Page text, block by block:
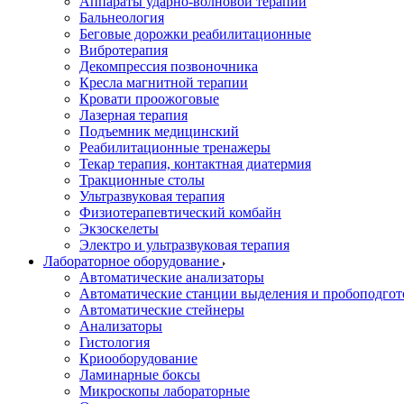
Бальнеология
Беговые дорожки реабилитационные
Вибротерапия
Декомпрессия позвоночника
Кресла магнитной терапии
Кровати проожоговые
Лазерная терапия
Подъемник медицинский
Реабилитационные тренажеры
Текар терапия, контактная диатермия
Тракционные столы
Ультразвуковая терапия
Физиотерапевтический комбайн
Экзоскелеты
Электро и ультразвуковая терапия
Лабораторное оборудование
Автоматические анализаторы
Автоматические станции выделения и
Автоматические стейнеры
Анализаторы
Гистология
Криооборудование
Ламинарные боксы
Микроскопы лабораторные